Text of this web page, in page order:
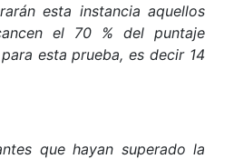
esta instancia aquellos
el 70 % del puntaje
esta prueba, es decir 14
que hayan superado la